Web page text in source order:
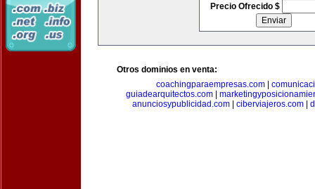
Precio Ofrecido $
Otros dominios en venta:
coachingparaempresas.com|
guiadearquitectos.com
anunciosypublicidad.com| ciberviajeros.com|